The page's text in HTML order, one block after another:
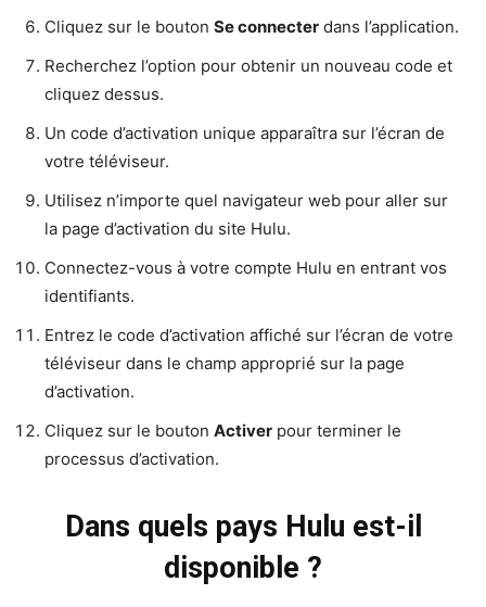
Cliquez sur le bouton Se connecter dans l’application.
Recherchez l’option pour obtenir un nouveau code et
cliquez dessus.
Un code d’activation unique apparaîtra sur l’écran de
votre téléviseur.
Utilisez n’importe quel navigateur web pour aller sur
la page d’activation du site Hulu.
Connectez-vous à votre compte Hulu en entrant vos
identifiants.
Entrez le code d’activation affiché sur l’écran de votre
téléviseur dans le champ approprié sur la page
d’activation.
Cliquez sur le bouton Activer pour terminer le
processus d’activation.
Dans quels pays Hulu est-il
disponible ?